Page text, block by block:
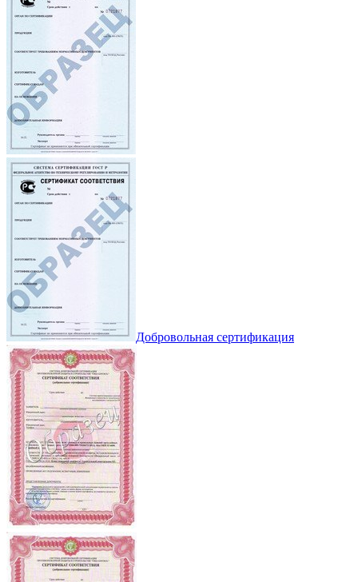
Добровольная сертификация